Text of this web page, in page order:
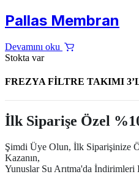
Pallas Membran
Devamını oku
Stokta var
FREZYA FİLTRE TAKIMI
İlk Siparişe Özel
Şimdi Üye Olun, İlk Siparişinize
Kazanın,
Yunuslar Su Arıtma'da İndirimleri